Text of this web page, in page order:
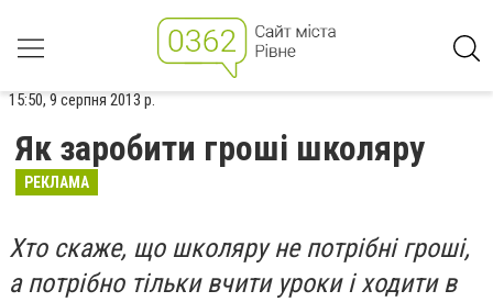
15:50, 9 серпня 2013 р.
Як заробити гроші школяру
РЕКЛАМА
Хто скаже, що школяру не потрібні гроші,
а потрібно тільки вчити уроки і ходити в